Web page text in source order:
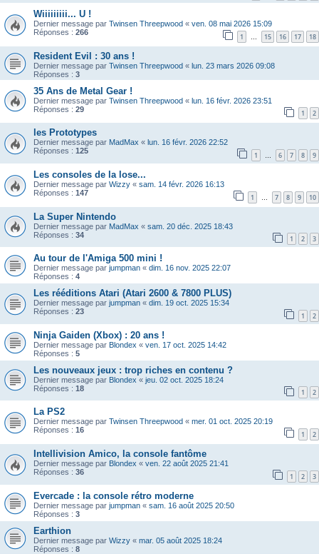
Wiiiiiiiii... U !
Dernier message par Twinsen Threepwood « ven. 08 mai 2026 15:09
Réponses : 266 1 … 15 16 17 18
Resident Evil : 30 ans !
Dernier message par Twinsen Threepwood « lun. 23 mars 2026 09:08
Réponses : 3
35 Ans de Metal Gear !
Dernier message par Twinsen Threepwood « lun. 16 févr. 2026 23:51
Réponses : 29 1 2
les Prototypes
Dernier message par MadMax « lun. 16 févr. 2026 22:52
Réponses : 125 1 … 6 7 8 9
Les consoles de la lose...
Dernier message par Wizzy « sam. 14 févr. 2026 16:13
Réponses : 147 1 7 8 9 10
La Super Nintendo
Dernier message par MadMax « sam. 20 déc. 2025 18:43
Réponses : 34 1 2 3
Au tour de l'Amiga 500 mini !
Dernier message par jumpman « dim. 16 nov. 2025 22:07
Réponses : 4
Les rééditions Atari (Atari 2600 & 7800 PLUS)
Dernier message par jumpman « dim. 19 oct. 2025 15:34
Réponses : 23 1 2
Ninja Gaiden (Xbox) : 20 ans !
Dernier message par Blondex « ven. 17 oct. 2025 14:42
Réponses : 5
Les nouveaux jeux : trop riches en contenu ?
Dernier message par Blondex « jeu. 02 oct. 2025 18:24
Réponses : 18 1 2
La PS2
Dernier message par Twinsen Threepwood « mer. 01 oct. 2025 20:19
Réponses : 16 1 2
Intellivision Amico, la console fantôme
Dernier message par Blondex « ven. 22 août 2025 21:41
Réponses : 36 1 2 3
Evercade : la console rétro moderne
Dernier message par jumpman « sam. 16 août 2025 20:50
Réponses : 3
Earthion
Dernier message par Wizzy « mar. 05 août 2025 18:24
Réponses : 8